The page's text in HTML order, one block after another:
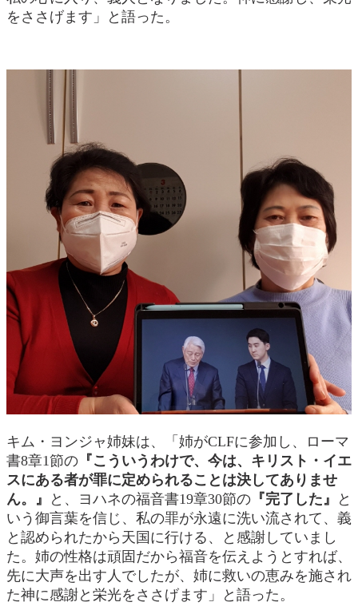
をささげます」と語った。
キム・ヨンジャ姉妹は、「姉がCLFに参加し、ローマ
書8章1節の 『こういうわけで、今は、キリスト・イエ
スにある者が罪に定められることは決してありませ
ん。』
と、ヨハネの福音書19章30節の 『完了した』
と
いう御言葉を信じ、私の罪が永遠に洗い流されて、義
と認められたから天国に行ける、と感謝していまし
た。姉の性格は頑固だから福音を伝えようとすれば、
先に大声を出す人でしたが、姉に救いの恵みを施され
た神に感謝と栄光をささげます」と語った。